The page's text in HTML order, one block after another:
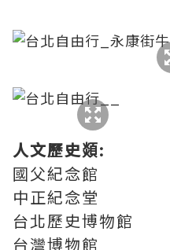
人文歷史顃:
國父紀念館
中正紀念堂
台北歷史博物館
台灣博物館